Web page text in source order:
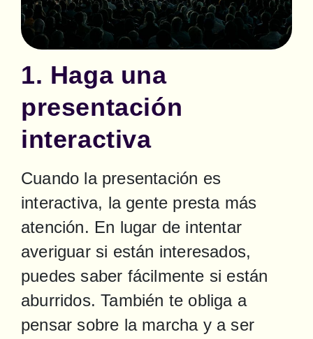
1. Haga una
presentación
interactiva
Cuando la presentación es
interactiva, la gente presta más
atención. En lugar de intentar
averiguar si están interesados,
puedes saber fácilmente si están
aburridos. También te obliga a
pensar sobre la marcha y a ser